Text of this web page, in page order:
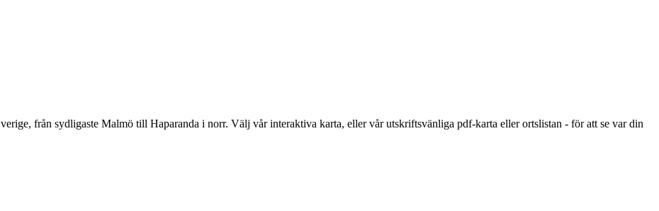
från sydligaste Malmö till Haparanda i norr. Välj vår interaktiva karta, eller vår utskriftsvänliga pdf-karta eller ortslistan - för att se var din